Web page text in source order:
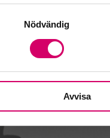
Nödvändig
Avvisa